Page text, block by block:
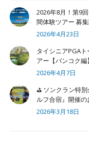
2026年8月！第9
間体験ツアー 募集
2026年4月23日
タイシニアPGA
アー【バンコク編】
2026年4月7日
⛳ ソンクラン特
ルフ合宿』開催
2026年3月18日